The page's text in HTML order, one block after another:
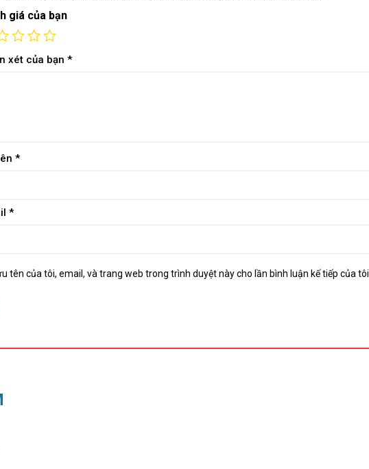
giá của bạn
xét của bạn *
*
*
tên của tôi, email, và trang web trong trình duyệt này cho lần bình luận kế tiếp của tôi.